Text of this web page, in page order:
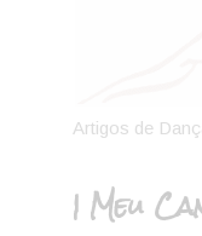
Artigos de
| Meu